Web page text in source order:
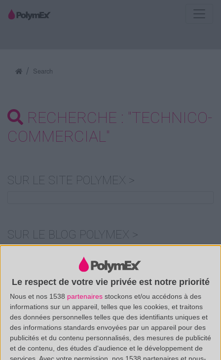
Le respect de votre vie privée est notre priorité
Nous et nos 1538 partenaires stockons et/ou accédons à des
informations sur un appareil, telles que les cookies, et traitons
des données personnelles telles que des identifiants uniques et
des informations standards envoyées par un appareil pour des
publicités et du contenu personnalisés, des mesures de publicité
et de contenu, des études d'audience et le développement de
services. Avec votre permission, nos 1538 partenaires et nous-
Search
RECHERCHE : "TECHNICO-
COMMERCIAL"
SUR LE SITE POLYMEX >
SUR LE BLOG POLYMEX >
Polymex renforce son équipe !